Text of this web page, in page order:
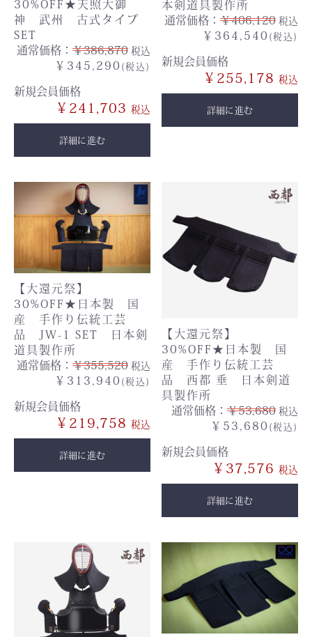
30%OFF★天照大御
神 武州 古式タイプ
SET
通常価格： ￥386,870 税込
￥345,290 (税込)
新規会員価格
￥241,703
詳細に進む
本剣道具製作所
通常価格： ￥406,120 税込
￥364,540 (税込)
新規会員価格
￥255,178
詳細に進む
【大還元祭】
30%OFF★日本製 国
産 手作り伝統工芸
品 JW-1 SET 日本剣
道具製作所
通常価格： ￥355,520 税込
￥313,940 (税込)
新規会員価格
￥219,758
詳細に進む
【大還元祭】
30%OFF★日本製 国
産 手作り伝統工芸
品 西都 垂 日本剣道
具製作所
通常価格： ￥53,680 税込
￥53,680 (税込)
新規会員価格
￥37,576
詳細に進む